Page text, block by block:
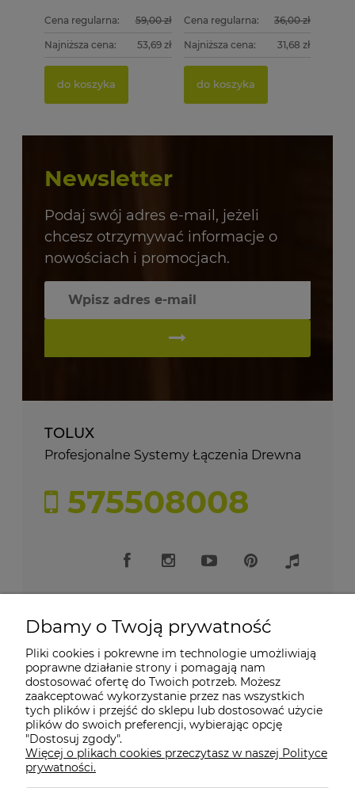
Cena regularna: 59,00 zł
Najniższa cena: 53,69 zł
do koszyka
Cena regularna: 36,00 zł
Najniższa cena: 31,68 zł
do koszyka
Newsletter
Podaj swój adres e-mail, jeżeli
chcesz otrzymywać informacje o
nowościach i promocjach.
TOLUX
Profesjonalne Systemy Łączenia Drewna
575508008
Moje konto
Płatności i dostawa
Informacje
Dbamy o Twoją prywatność
Pliki cookies i pokrewne im technologie umożliwiają
poprawne działanie strony i pomagają nam
dostosować ofertę do Twoich potrzeb. Możesz
zaakceptować wykorzystanie przez nas wszystkich
tych plików i przejść do sklepu lub dostosować użycie
plików do swoich preferencji, wybierając opcję
"Dostosuj zgody".
Więcej o plikach cookies przeczytasz w naszej Polityce
prywatności.